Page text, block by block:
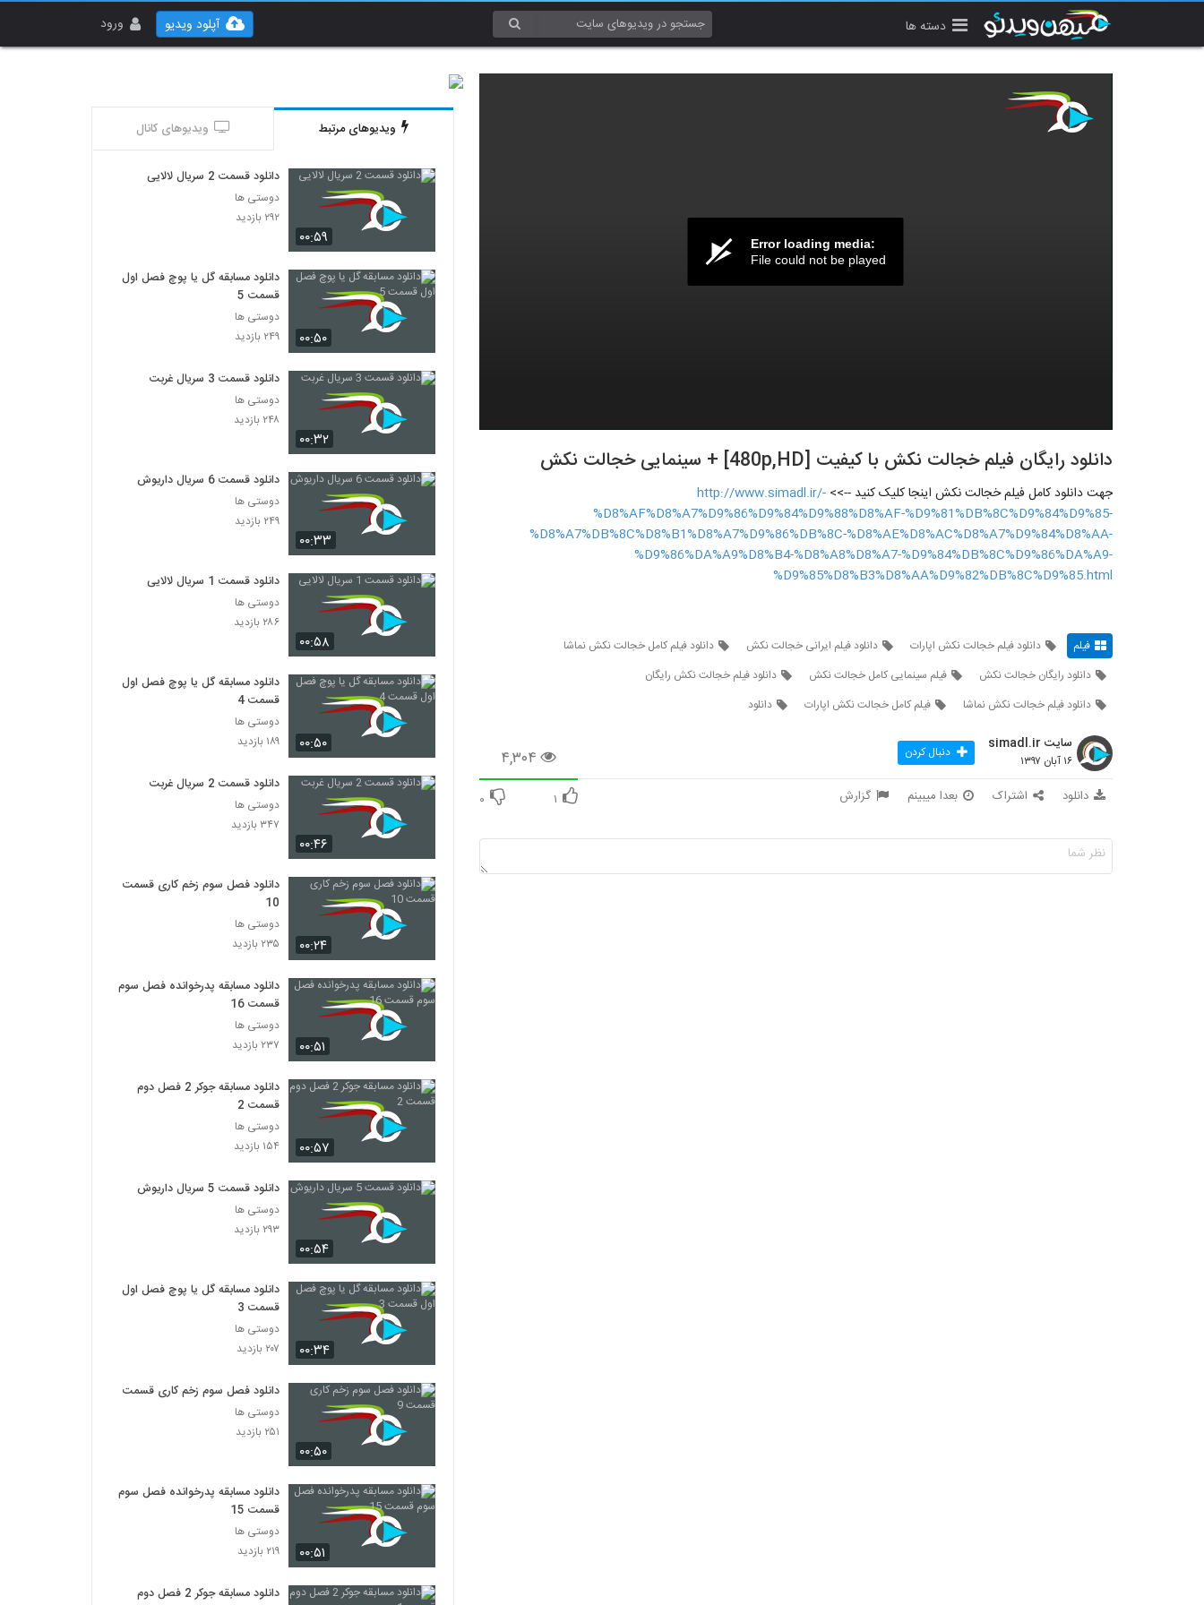
دسته ها ورود آپلود ویدیو
Error loading media:
File could not be played
دانلود رایگان فیلم خجالت نکش با کیفیت [480p,HD] + سینمایی خجالت نکش
جهت دانلود کامل فیلم خجالت نکش اینجا کلیک کنید -->> http://www.simadl.ir/-
%D8%AF%D8%A7%D9%86%D9%84%D9%88%D8%AF-%D9%81%DB%8C%D9%84%D9%85-
%D8%A7%DB%8C%D8%B1%D8%A7%D9%86%DB%8C-%D8%AE%D8%AC%D8%A7%D9%84%D8%AA-
%D9%86%DA%A9%D8%B4-%D8%A8%D8%A7-%D9%84%DB%8C%D9%86%DA%A9-
%D9%85%D8%B3%D8%AA%D9%82%DB%8C%D9%85.html
فیلم دانلود فیلم خجالت نکش اپارات دانلود فیلم ایرانی خجالت نکش
دانلود فیلم کامل خجالت نکش نماشا
دانلود رایگان خجالت نکش
فیلم سینمایی کامل خجالت نکش
دانلود فیلم خجالت نکش رایگان
دانلود فیلم خجالت نکش نماشا
فیلم کامل خجالت نکش اپارات دانلود
۴,۳۰۴
سایت simadl.ir
۱۶ آبان ۱۳۹۷ دنبال کردن
دانلود اشتراک بعدا میبینم گزارش ۱ ۰
ویدیوهای مرتبط ویدیوهای کانال
۰۰:۵۹
دانلود قسمت 2 سریال لالایی
دوستی ها
۲۹۲ بازدید
۰۰:۵۰
دانلود مسابقه گل یا پوچ فصل اول
قسمت 5
دوستی ها
۲۴۹ بازدید
۰۰:۳۲
دانلود قسمت 3 سریال غربت
دوستی ها
۲۴۸ بازدید
۰۰:۳۳
دانلود قسمت 6 سریال داریوش
دوستی ها
۲۴۹ بازدید
۰۰:۵۸
دانلود قسمت 1 سریال لالایی
دوستی ها
۲۸۶ بازدید
۰۰:۵۰
دانلود مسابقه گل یا پوچ فصل اول
قسمت 4
دوستی ها
۱۸۹ بازدید
۰۰:۴۶
دانلود قسمت 2 سریال غربت
دوستی ها
۳۴۷ بازدید
۰۰:۲۴
دانلود فصل سوم زخم کاری قسمت
10
دوستی ها
۲۳۵ بازدید
۰۰:۵۱
دانلود مسابقه پدرخوانده فصل سوم
قسمت 16
دوستی ها
۲۳۷ بازدید
۰۰:۵۷
دانلود مسابقه جوکر 2 فصل دوم
قسمت 2
دوستی ها
۱۵۴ بازدید
۰۰:۵۴
دانلود قسمت 5 سریال داریوش
دوستی ها
۲۹۳ بازدید
۰۰:۳۴
دانلود مسابقه گل یا پوچ فصل اول
قسمت 3
دوستی ها
۲۰۷ بازدید
۰۰:۵۰
دانلود فصل سوم زخم کاری قسمت 9
دوستی ها
۲۵۱ بازدید
۰۰:۵۱
دانلود مسابقه پدرخوانده فصل سوم
قسمت 15
دوستی ها
۲۱۹ بازدید
دانلود مسابقه جوکر 2 فصل دوم